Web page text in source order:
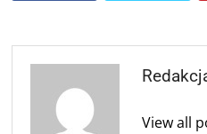
View all